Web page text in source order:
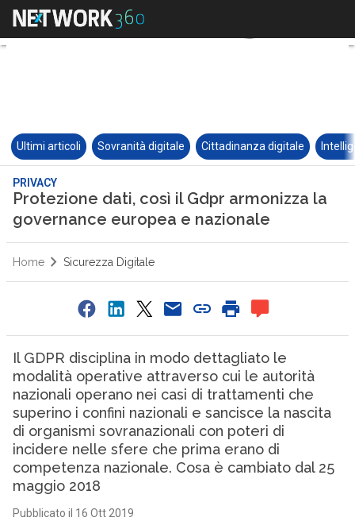
Ultimi articoli Sovranità digitale Cittadinanza digitale
PRIVACY
Protezione dati, così il Gdpr armonizza la
governance europea e nazionale
Home Sicurezza Digitale
Il GDPR disciplina in modo dettagliato le
modalità operative attraverso cui le autorità
nazionali operano nei casi di trattamenti che
superino i confini nazionali e sancisce la nascita
di organismi sovranazionali con poteri di
incidere nelle sfere che prima erano di
competenza nazionale. Cosa è cambiato dal 25
maggio 2018
Pubblicato il 16 Ott 2019